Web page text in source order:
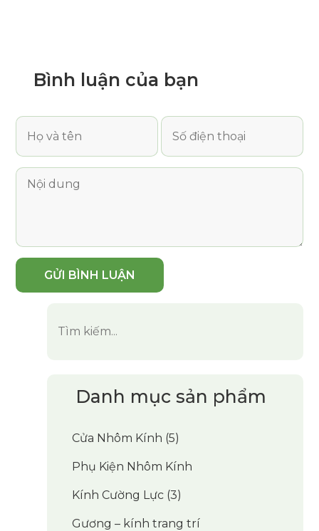
Bình luận của bạn
Danh mục sản phẩm
Cửa Nhôm Kính (5)
Phụ Kiện Nhôm Kính
Kính Cường Lực (3)
Gương – kính trang trí